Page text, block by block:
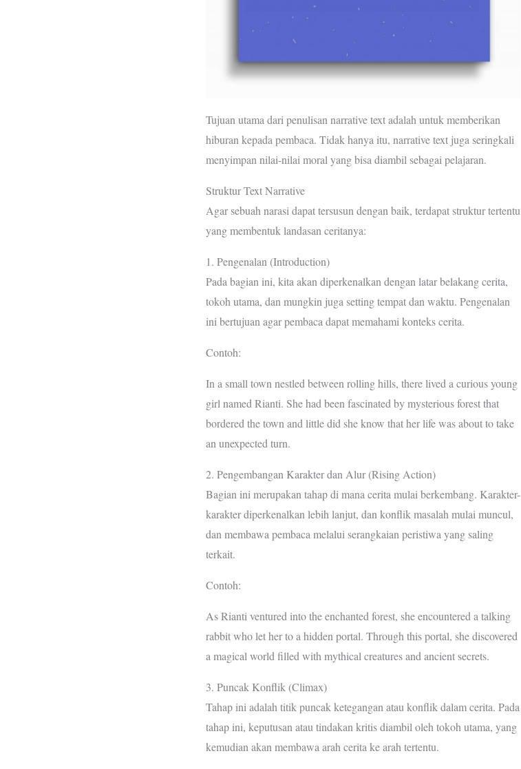
Tujuan utama dari penulisan narrative text adalah untuk memberikan
hiburan kepada pembaca. Tidak hanya itu, narrative text juga seringkali
menyimpan nilai-nilai moral yang bisa diambil sebagai pelajaran.
Struktur Text Narrative
Agar sebuah narasi dapat tersusun dengan baik, terdapat struktur tertentu
yang membentuk landasan ceritanya:
1. Pengenalan (Introduction)
Pada bagian ini, kita akan diperkenalkan dengan latar belakang cerita,
tokoh utama, dan mungkin juga setting tempat dan waktu. Pengenalan
ini bertujuan agar pembaca dapat memahami konteks cerita.
Contoh:
In a small town nestled between rolling hills, there lived a curious young
girl named Rianti. She had been fascinated by mysterious forest that
bordered the town and little did she know that her life was about to take
an unexpected turn.
2. Pengembangan Karakter dan Alur (Rising Action)
Bagian ini merupakan tahap di mana cerita mulai berkembang. Karakter-
karakter diperkenalkan lebih lanjut, dan konflik masalah mulai muncul,
dan membawa pembaca melalui serangkaian peristiwa yang saling
terkait.
Contoh:
As Rianti ventured into the enchanted forest, she encountered a talking
rabbit who let her to a hidden portal. Through this portal, she discovered
a magical world filled with mythical creatures and ancient secrets.
3. Puncak Konflik (Climax)
Tahap ini adalah titik puncak ketegangan atau konflik dalam cerita. Pada
tahap ini, keputusan atau tindakan kritis diambil oleh tokoh utama, yang
kemudian akan membawa arah cerita ke arah tertentu.